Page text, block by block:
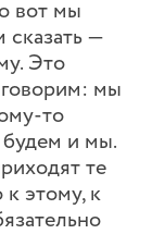
вот мы
сказать —
Это
мы
то
будем и мы.
те
этому, к